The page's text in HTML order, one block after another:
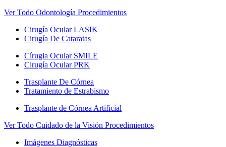
Ver Todo Odontología Procedimientos
Cirugía Ocular LASIK
Cirugía De Cataratas
Círugia Ocular SMILE
Cirugía Ocular PRK
Trasplante De Córnea
Tratamiento de Estrabismo
Trasplante de Córnea Artificial
Ver Todo Cuidado de la Visión Procedimientos
Imágenes Diagnósticas